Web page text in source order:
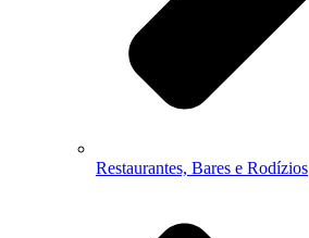
Restaurantes, Bares e Rodízios